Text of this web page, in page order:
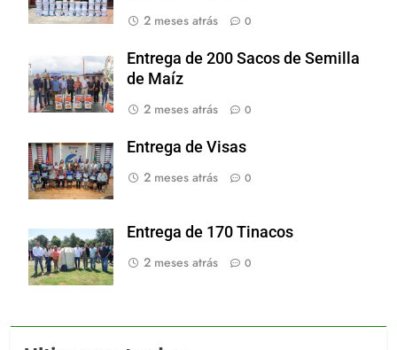
2 meses atrás
0
Entrega de 200 Sacos de Semilla
de Maíz
2 meses atrás
0
Entrega de Visas
2 meses atrás
0
Entrega de 170 Tinacos
2 meses atrás
0